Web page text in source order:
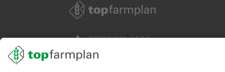
02501 801 44 84
service@topfarmplan.de